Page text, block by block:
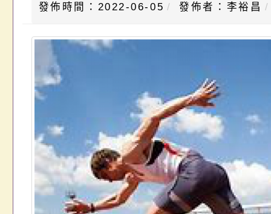
發佈時間：2022-06-05 發佈者：李裕昌